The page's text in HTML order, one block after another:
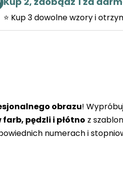
⭐ Kup 3 dowolne wzory i
obrazu!
pędzli i płótno z
numerach i